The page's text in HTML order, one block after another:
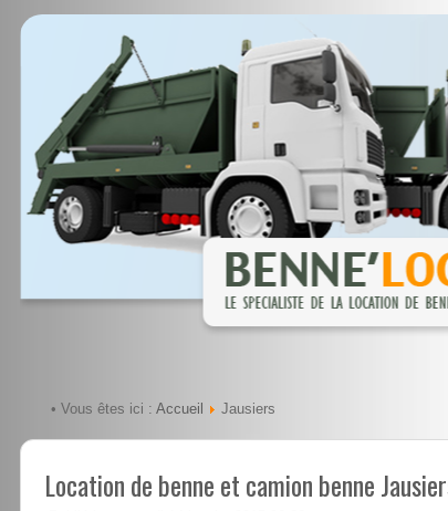
• Vous êtes ici : Accueil Jausiers
Location de benne et camion benne